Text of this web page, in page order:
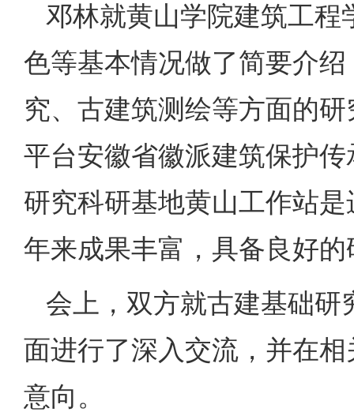
邓林就黄山学院建筑工程
色等基本情况做了简要介
究、古建筑测绘等方面的
平台安徽省徽派建筑保护
研究科研基地黄山工作站
年来成果丰富，具备良好
会上，双方就古建基础
面进行了深入交流，并在
意向。